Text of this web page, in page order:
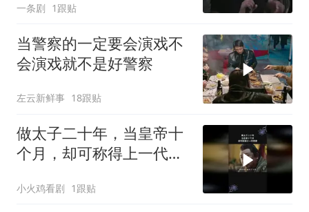
一条剧 1跟贴
当警察的一定要会演戏不
会演戏就不是好警察
左云新鲜事 18跟贴
做太子二十年，当皇帝十
个月，却可称得上一代明
小火鸡看剧 1跟贴